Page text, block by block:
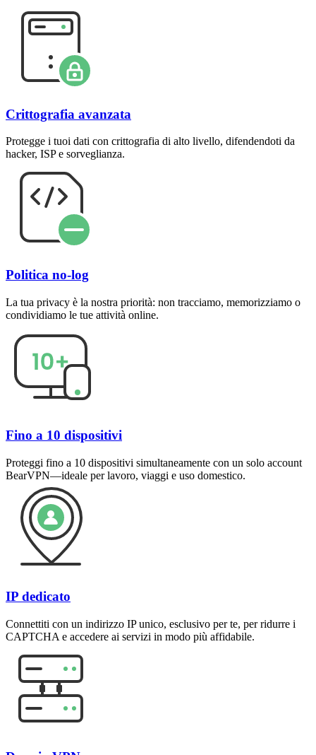
Crittografia avanzata
Protegge i tuoi dati con crittografia di alto livello, difendendoti da
hacker, ISP e sorveglianza.
Politica no-log
La tua privacy è la nostra priorità: non tracciamo, memorizziamo o
condividiamo le tue attività online.
Fino a 10 dispositivi
Proteggi fino a 10 dispositivi simultaneamente con un solo account
BearVPN—ideale per lavoro, viaggi e uso domestico.
IP dedicato
Connettiti con un indirizzo IP unico, esclusivo per te, per ridurre i
CAPTCHA e accedere ai servizi in modo più affidabile.